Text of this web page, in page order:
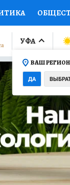
ОТКРЫВАЕМ
ПРОМОКОДЫ
САЙТЕ
УФА
ВАШ
ДА